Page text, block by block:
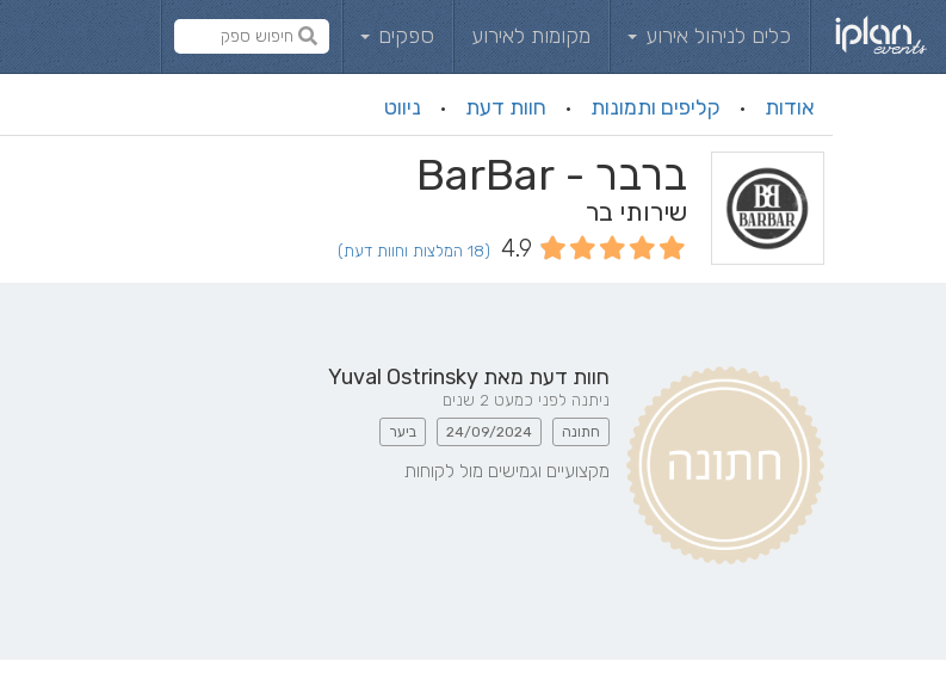
כלים לניהול אירוע מקומות לאירוע ספקים
אודות · קליפים ותמונות · חוות דעת · ניווט
ברבר - BarBar
שירותי בר
4.9 (18 המלצות וחוות דעת)
חוות דעת מאתYuval Ostrinsky
ניתנה לפני כמעט 2 שנים
חתונה 24/09/2024 ביער
מקצועיים וגמישים מול לקוחות